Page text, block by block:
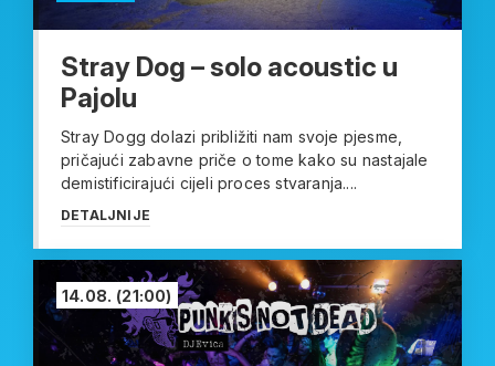
Stray Dog – solo acoustic u
Pajolu
Stray Dogg dolazi približiti nam svoje pjesme,
pričajući zabavne priče o tome kako su nastajale
demistificirajući cijeli proces stvaranja....
DETALJNIJE
14.08. (21:00)